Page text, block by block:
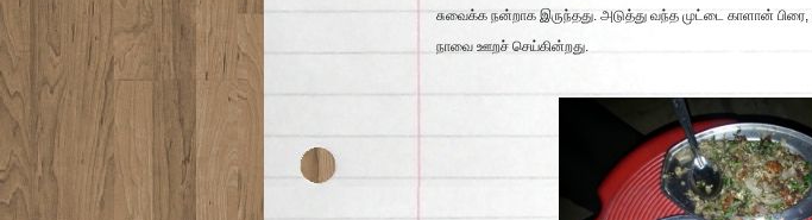
சுவைக்க நன்றாக இருந்தது. அடுத்து வந்த முட்டை காளான்
நாவை ஊறச் செய்கின்றது.